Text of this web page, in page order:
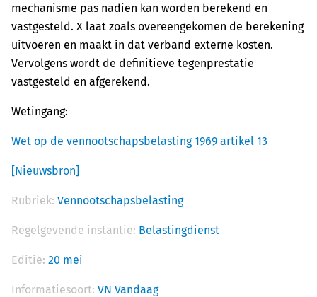
mechanisme pas nadien kan worden berekend en
vastgesteld. X laat zoals overeengekomen de berekening
uitvoeren en maakt in dat verband externe kosten.
Vervolgens wordt de definitieve tegenprestatie
vastgesteld en afgerekend.
Wetingang:
Wet op de vennootschapsbelasting 1969 artikel 13
[Nieuwsbron]
Rubriek: Vennootschapsbelasting
Regelgevende instantie: Belastingdienst
Editie: 20 mei
Informatiesoort: VN Vandaag